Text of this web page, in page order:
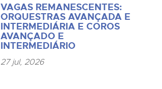
VAGAS REMANESCENTES:
ORQUESTRAS AVANÇADA E
INTERMEDIÁRIA E COROS
AVANÇADO E
INTERMEDIÁRIO
27 jul, 2026